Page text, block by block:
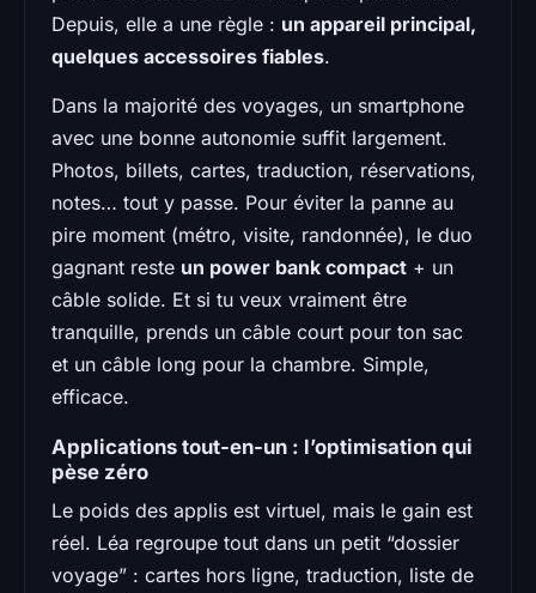
Depuis, elle a une règle : un appareil principal,
quelques accessoires fiables.
Dans la majorité des voyages, un smartphone
avec une bonne autonomie suffit largement.
Photos, billets, cartes, traduction, réservations,
notes… tout y passe. Pour éviter la panne au
pire moment (métro, visite, randonnée), le duo
gagnant reste un power bank compact + un
câble solide. Et si tu veux vraiment être
tranquille, prends un câble court pour ton sac
et un câble long pour la chambre. Simple,
efficace.
Applications tout-en-un : l’optimisation qui
pèse zéro
Le poids des applis est virtuel, mais le gain est
réel. Léa regroupe tout dans un petit “dossier
voyage” : cartes hors ligne, traduction, liste de